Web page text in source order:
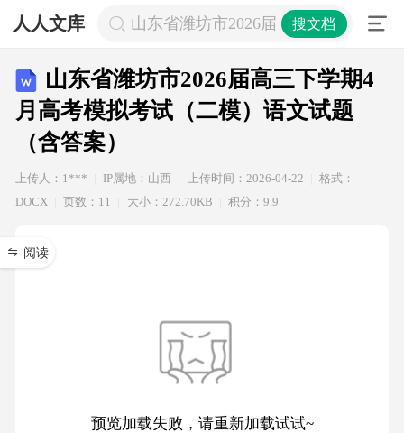
人人文库 山东省潍坊市2026届高三下学期4月
搜文档
山东省潍坊市2026届高三下学期4
月高考模拟考试（二模）语文试题
（含答案）
上传人：1*** IP属地：山西 上传时间：2026-04-22
格式：
DOCX
页数：11 大小：272.70KB 积分：9.9
阅读
预览加载失败，请重新加载试试~